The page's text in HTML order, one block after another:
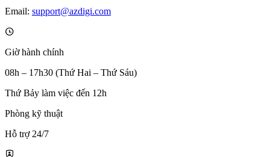
Email: support@azdigi.com
Giờ hành chính
08h – 17h30 (Thứ Hai – Thứ Sáu)
Thứ Bảy làm việc đến 12h
Phòng kỹ thuật
Hỗ trợ 24/7